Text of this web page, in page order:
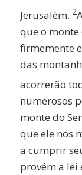
Jerusalém. 2
que o monte
firmemente
das
acorrerão
numerosos
monte do
que ele nos
a cumprir
provém a lei